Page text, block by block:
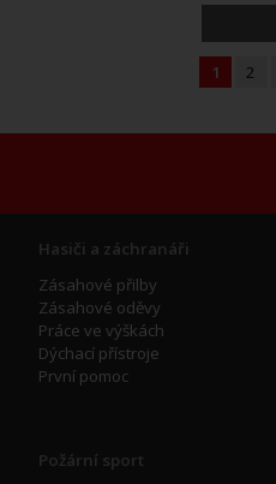
1 2
Hasiči a záchranáři
Zásahové přilby
Zásahové oděvy
Práce ve výškách
Dýchací přístroje
První pomoc
Požární sport